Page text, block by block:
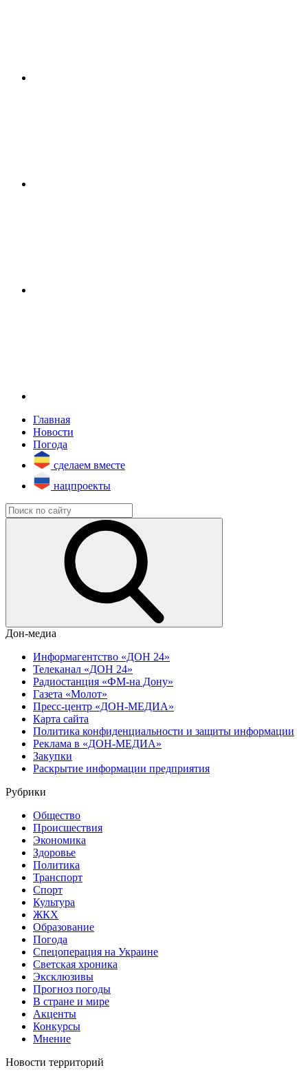
Главная
Новости
Погода
сделаем вместе
нацпроекты
Дон-медиа
Информагентство «ДОН 24»
Телеканал «ДОН 24»
Радиостанция «ФМ-на Дону»
Газета «Молот»
Пресс-центр «ДОН-МЕДИА»
Карта сайта
Политика конфиденциальности и защиты информации
Реклама в «ДОН-МЕДИА»
Закупки
Раскрытие информации предприятия
Рубрики
Общество
Происшествия
Экономика
Здоровье
Политика
Транспорт
Спорт
Культура
ЖКХ
Образование
Погода
Спецоперация на Украине
Светская хроника
Эксклюзивы
Прогноз погоды
В стране и мире
Акценты
Конкурсы
Мнение
Новости территорий